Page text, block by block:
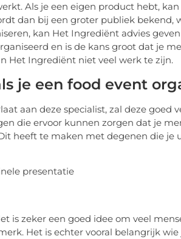
Als je een eigen product hebt, kan
dan bij een groter publiek bekend,
kan Het Ingrediënt advies
en is de kans groot dat je
Het Ingrediënt niet veel werk te zijn.
je een food event
aan deze specialist, zal deze goed
die ervoor kunnen zorgen dat je
heeft te maken met degenen die je
is zeker een goed idee om veel
Het is echter vooral belangrijk